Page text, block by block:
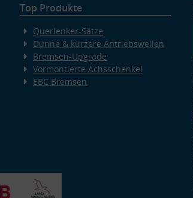
Top Produkte
Querlenker-Sätze
Dünne & kürzere Antriebswellen
Bremsen-Upgrade
Vormontierte Achsschenkel
EBC Bremsen